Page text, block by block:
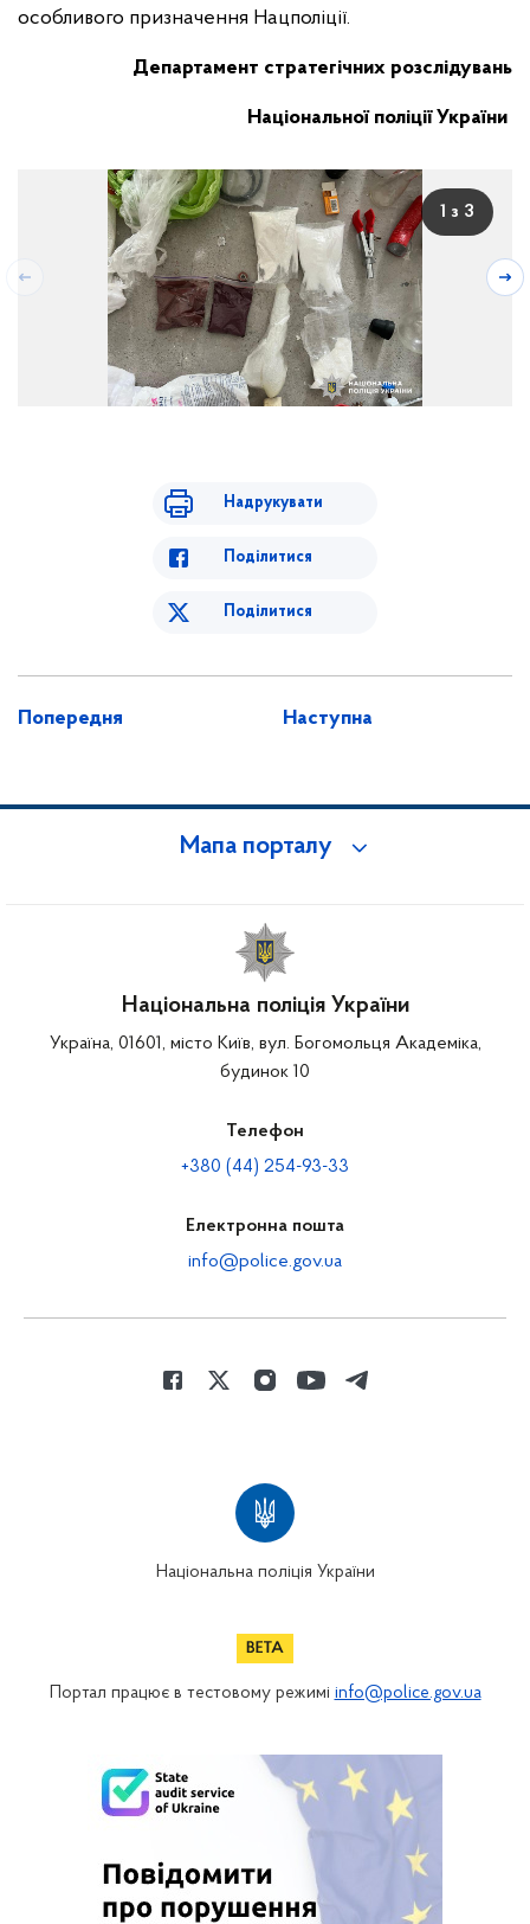
особливого призначення Нацполіції.
Департамент стратегічних розслідувань
Національної поліції України
1 з 3
Надрукувати
Поділитися
Поділитися
Попередня Наступна
Мапа порталу
Національна поліція України
Україна, 01601, місто Київ, вул. Богомольця Академіка,
будинок 10
Телефон
+380 (44) 254-93-33
Електронна пошта
info@police.gov.ua
Національна поліція України
Портал працює в тестовому режимі info@police.gov.ua